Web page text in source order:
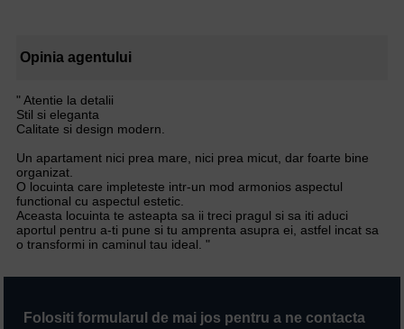
Opinia agentului
" Atentie la detalii
Stil si eleganta
Calitate si design modern.
Un apartament nici prea mare, nici prea micut, dar foarte bine
organizat.
O locuinta care impleteste intr-un mod armonios aspectul
functional cu aspectul estetic.
Aceasta locuinta te asteapta sa ii treci pragul si sa iti aduci
aportul pentru a-ti pune si tu amprenta asupra ei, astfel incat sa
o transformi in caminul tau ideal. "
Folositi formularul de mai jos pentru a ne contacta